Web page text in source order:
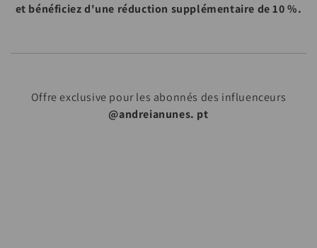
et bénéficiez d'une réduction supplémentaire de 10 %.
Offre exclusive pour les abonnés des influenceurs
@andreianunes. pt